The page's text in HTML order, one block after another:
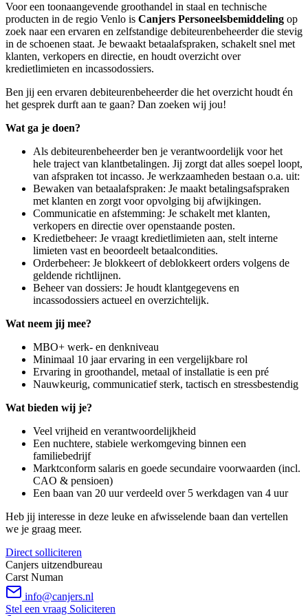
Voor een toonaangevende groothandel in staal en technische
producten in de regio Venlo is Canjers Personeelsbemiddeling op
zoek naar een ervaren en zelfstandige debiteurenbeheerder die stevig
in de schoenen staat. Je bewaakt betaalafspraken, schakelt snel met
klanten, verkopers en directie, en houdt overzicht over
kredietlimieten en incassodossiers.
Ben jij een ervaren debiteurenbeheerder die het overzicht houdt én
het gesprek durft aan te gaan? Dan zoeken wij jou!
Wat ga je doen?
Als debiteurenbeheerder ben je verantwoordelijk voor het
hele traject van klantbetalingen. Jij zorgt dat alles soepel loopt,
van afspraken tot incasso. Je werkzaamheden bestaan o.a. uit:
Bewaken van betaalafspraken: Je maakt betalingsafspraken
met klanten en zorgt voor opvolging bij afwijkingen.
Communicatie en afstemming: Je schakelt met klanten,
verkopers en directie over openstaande posten.
Kredietbeheer: Je vraagt kredietlimieten aan, stelt interne
limieten vast en beoordeelt betaalcondities.
Orderbeheer: Je blokkeert of deblokkeert orders volgens de
geldende richtlijnen.
Beheer van dossiers: Je houdt klantgegevens en
incassodossiers actueel en overzichtelijk.
Wat neem jij mee?
MBO+ werk- en denkniveau
Minimaal 10 jaar ervaring in een vergelijkbare rol
Ervaring in groothandel, metaal of installatie is een pré
Nauwkeurig, communicatief sterk, tactisch en stressbestendig
Wat bieden wij je?
Veel vrijheid en verantwoordelijkheid
Een nuchtere, stabiele werkomgeving binnen een
familiebedrijf
Marktconform salaris en goede secundaire voorwaarden (incl.
CAO & pensioen)
Een baan van 20 uur verdeeld over 5 werkdagen van 4 uur
Heb jij interesse in deze leuke en afwisselende baan dan vertellen
we je graag meer.
Direct solliciteren
Canjers uitzendbureau
Carst Numan
info@canjers.nl
Stel een vraag Soliciteren